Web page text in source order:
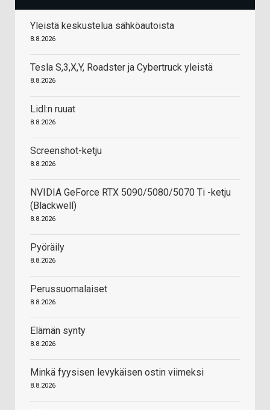
Yleistä keskustelua sähköautoista
8.8.2026
Tesla S,3,X,Y, Roadster ja Cybertruck yleistä
8.8.2026
Lidl:n ruuat
8.8.2026
Screenshot-ketju
8.8.2026
NVIDIA GeForce RTX 5090/5080/5070 Ti -ketju
(Blackwell)
8.8.2026
Pyöräily
8.8.2026
Perussuomalaiset
8.8.2026
Elämän synty
8.8.2026
Minkä fyysisen levykäisen ostin viimeksi
8.8.2026